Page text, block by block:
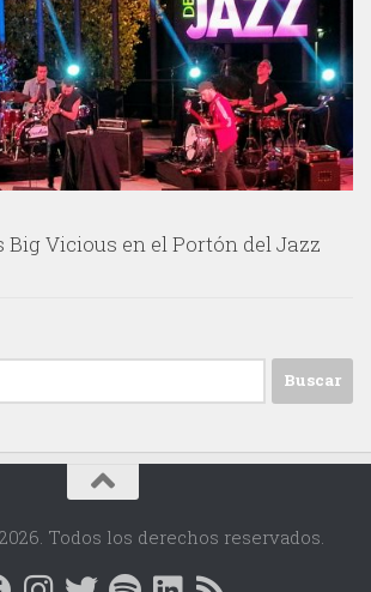
Big Vicious en el Portón del Jazz
Todos los derechos reservados.